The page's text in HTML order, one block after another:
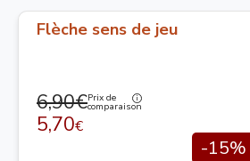
Flèche sens de jeu
6,90€Prix de
comparaison
5,70€
-15%